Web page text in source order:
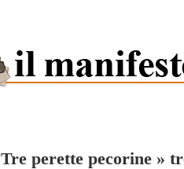
Tre perette pecorine »